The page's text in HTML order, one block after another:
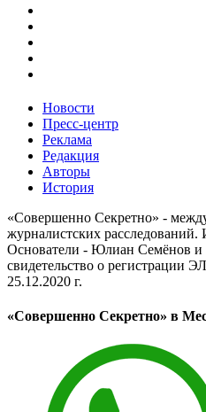
Новости
Пресс-центр
Реклама
Редакция
Авторы
История
«Совершенно Секретно» -
журналистских расследований.
Основатели - Юлиан Семёнов
свидетельство о регистрации
25.12.2020 г.
«Совершенно Секретно» в